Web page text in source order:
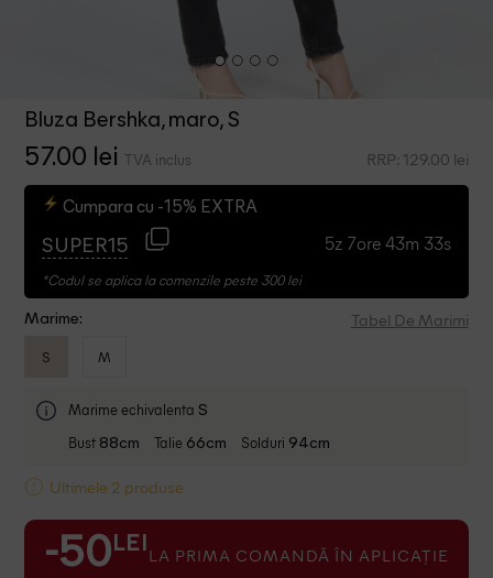
Bluza Bershka, maro, S
57.00 lei TVA inclus RRP: 129.00 lei
Cumpara cu -15% EXTRA
SUPER15 5z 7ore 43m 33s
*Codul se aplica la comenzile peste 300 lei
Marime: Tabel De Marimi
S M
Marime echivalenta S
Bust 88cm Talie 66cm Solduri 94cm
Ultimele 2 produse
-50 LEI LA PRIMA COMANDĂ ÎN APLICAȚIE